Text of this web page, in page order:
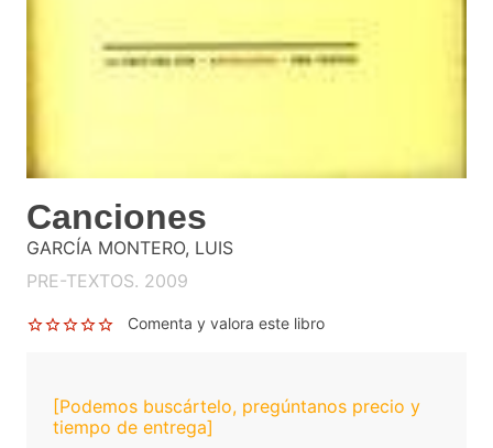
Canciones
GARCÍA MONTERO, LUIS
PRE-TEXTOS. 2009
Comenta y valora este libro
[Podemos buscártelo, pregúntanos precio y
tiempo de entrega]